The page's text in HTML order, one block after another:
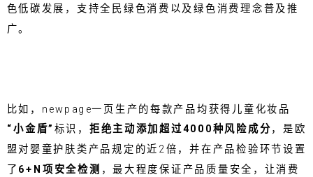
色低碳发展，支持全民绿色消费以及绿色消费理念普及推
广。
比如，newpage一页生产的每款产品均获得儿童化妆品
“小金盾” 标识， 拒绝主动添加超过4000种风险成分，是欧
盟对婴童护肤类产品规定的近2倍，并在产品检验环节设置
了 6+N项安全检测 ，最大程度保证产品质量安全，让消费